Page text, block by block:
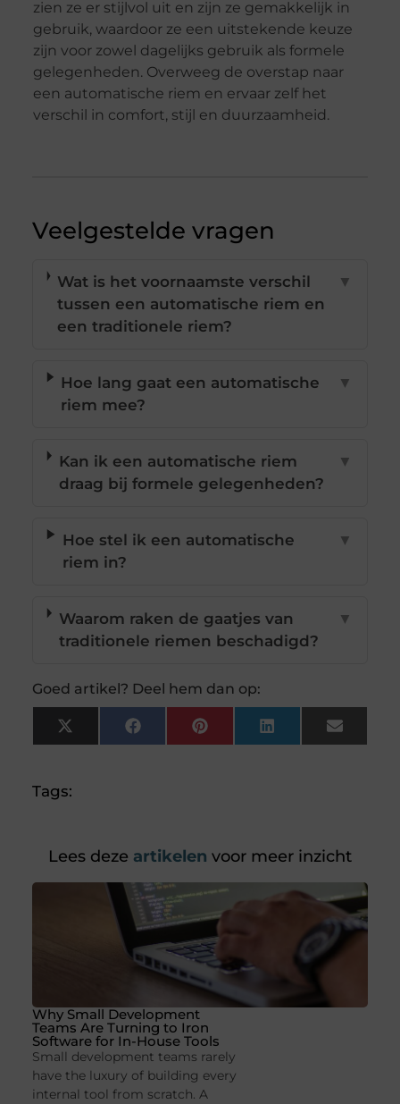
zien ze er stijlvol uit en zijn ze gemakkelijk in
gebruik, waardoor ze een uitstekende keuze
zijn voor zowel dagelijks gebruik als formele
gelegenheden. Overweeg de overstap naar
een automatische riem en ervaar zelf het
verschil in comfort, stijl en duurzaamheid.
Veelgestelde vragen
Wat is het voornaamste verschil
tussen een automatische riem en
een traditionele riem?
▼
Hoe lang gaat een automatische
riem mee?
▼
Kan ik een automatische riem
draag bij formele gelegenheden?
▼
Hoe stel ik een automatische
riem in?
▼
Waarom raken de gaatjes van
traditionele riemen beschadigd?
▼
Goed artikel? Deel hem dan op:
X
(Twitter)
FacebookPinterestLinkedInEmail
Tags:
Lees deze artikelen voor meer inzicht
Why Small Development
Teams Are Turning to Iron
Software for In-House Tools
Small development teams rarely
have the luxury of building every
internal tool from scratch. A